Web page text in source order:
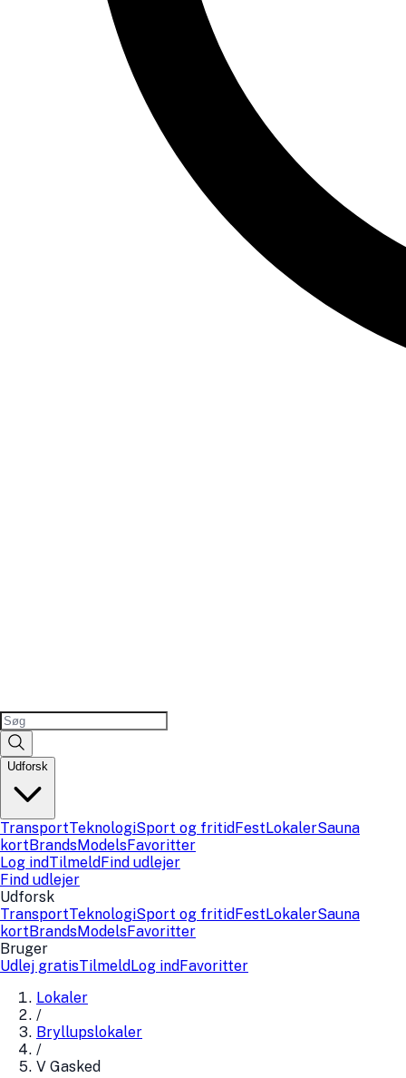
Udforsk
TransportTeknologiSport og fritidFestLokalerSauna
kortBrandsModelsFavoritter
Log indTilmeldFind udlejer
Find udlejer
Udforsk
TransportTeknologiSport og fritidFestLokalerSauna
kortBrandsModelsFavoritter
Bruger
Udlej gratisTilmeldLog indFavoritter
Lokaler
/
Bryllupslokaler
/
V Gasked